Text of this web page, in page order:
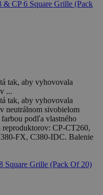
tak, aby vyhovovala
...
tak, aby vyhovovala
neutrálnom sivobielom
podľa vlastného
CP-CT260,
FX, C380-IDC. Balenie